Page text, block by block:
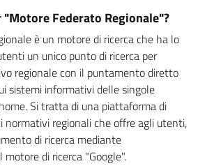
Federato Regionale"?
è un motore di ricerca che ha lo
un unico punto di ricerca per
regionale con il puntamento diretto
sistemi informativi delle singole
Si tratta di una piattaforma di
normativi regionali che offre agli utenti,
di ricerca mediante
di ricerca "Google".